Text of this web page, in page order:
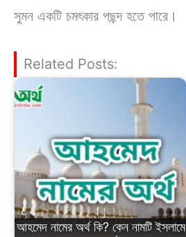
সুমন একটি চমৎকার পছন্দ হতে পারে।
Related Posts:
আহমেদ নামের অর্থ কি? কেন নামটি ইসলামে